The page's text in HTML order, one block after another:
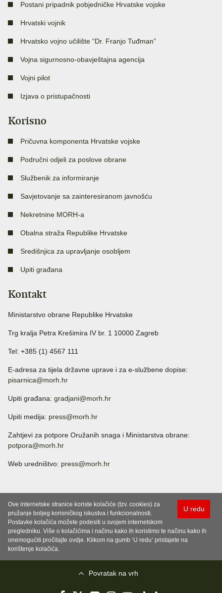
Postani pripadnik pobjedničke Hrvatske vojske
Hrvatski vojnik
Hrvatsko vojno učilište “Dr. Franjo Tuđman”
Vojna sigurnosno-obavještajna agencija
Vojni pilot
Izjava o pristupačnosti
Korisno
Pričuvna komponenta Hrvatske vojske
Područni odjeli za poslove obrane
Službenik za informiranje
Savjetovanje sa zainteresiranom javnošću
Nekretnine MORH-a
Obalna straža Republike Hrvatske
Središnjica za upravljanje osobljem
Upiti građana
Kontakt
Ministarstvo obrane Republike Hrvatske
Trg kralja Petra Krešimira IV br. 1 10000 Zagreb
Tel: +385 (1) 4567 111
E-adresa za tijela državne uprave i za e-službene dopise:
pisarnica@morh.hr
Upiti građana: gradjani@morh.hr
Upiti medija: press@morh.hr
Zahtjevi za potpore Oružanih snaga i Ministarstva obrane:
potpora@morh.hr
Web uredništvo: press@morh.hr
U redu
Ove internetske stranice koriste kolačiće (tzv. cookies) za
pružanje boljeg korisničkog iskustva i funkcionalnosti.
Postavke kolačića možete podesiti u svojem internetskom
pregledniku. Više o kolačićima i načinu kako ih koristimo te načinu kako ih
onemogućiti pročitajte ovdje. Klikom na gumb ‘U redu’ pristajete na
korištenje kolačića.
Povratak na vrh